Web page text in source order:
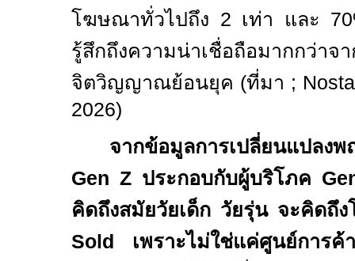
โฆษณาทั่วไปถึง 2 เท่า และ
รู้สึกถึงความน่าเชื่อถือมากกว่าจ
จิตวิญญาณย้อนยุค (ที่มา ;
2026)
จากข้อมูลการเปลี่ยนแปลง
Gen Z ประกอบกับผู้บริโภค
คิดถึงสมัยวัยเด็ก วัยรุ่น จะคิดถึง
Sold เพราะไม่ใช่แค่ศูนย์การ